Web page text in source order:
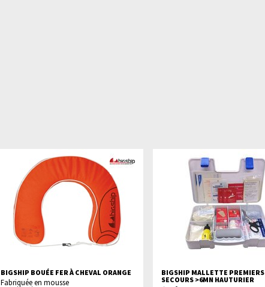
BIGSHIP BOUÉE FER À CHEVAL ORANGE
Fabriquée en mousse
BIGSHIP MALLETTE PREMIERS
SECOURS >6MN HAUTURIER